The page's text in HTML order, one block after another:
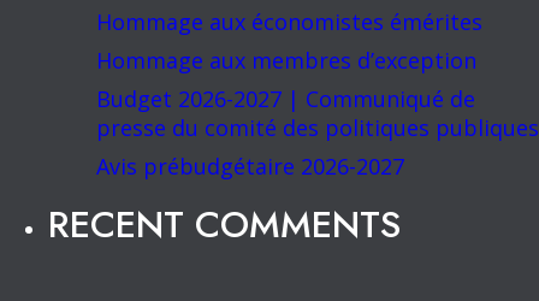
Hommage aux économistes émérites
Hommage aux membres d’exception
Budget 2026-2027 | Communiqué de
presse du comité des politiques publiques
Avis prébudgétaire 2026-2027
RECENT COMMENTS